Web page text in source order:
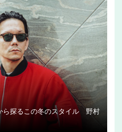
ら探るこの冬のスタイル 野村